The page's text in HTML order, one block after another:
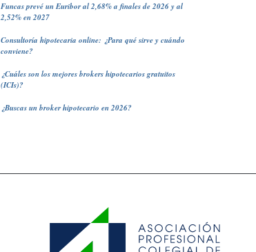
Funcas prevé un Euribor al 2,68% a finales de 2026 y al
2,52% en 2027
Consultoría hipotecaria online: ¿Para qué sirve y cuándo
conviene?
¿Cuáles son los mejores brokers hipotecarios gratuitos
(ICIs)?
¿Buscas un broker hipotecario en 2026?